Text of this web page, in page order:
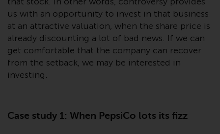
Investmentfonds (Richtlinie
2011/61/EU) sowie die
entsprechenden Regelungen, die
diese Regelungen in britisches
Recht umgesetzt und dann beim
Austritt des Vereinigten
Königreichs aus der Europäischen
oder Formalitäten geben, die Ihre
us with an opportunity to invest in that business
at an attractive valuation, when the share price is
already discounting a lot of bad news. If we can
get comfortable that the company can recover
from the setback, we may be interested in
investing.
Case study 1: When PepsiCo lots its fizz